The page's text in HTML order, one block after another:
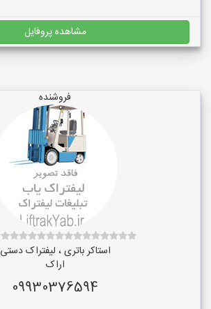
مشاهده پروفایل
فروشنده
استاکر باتری ، لیفتراک دستی
اراک
09930376594